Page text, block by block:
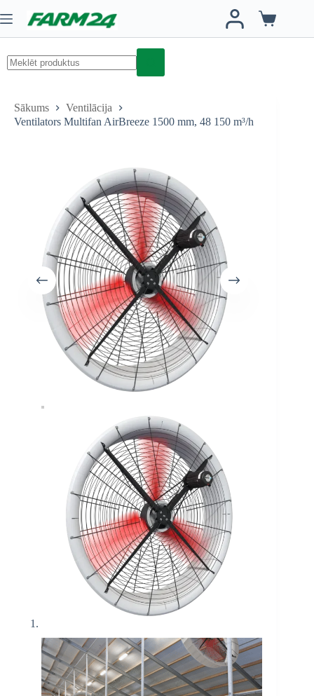
to
content
Iepirkumu
grozs
Sākums
Ventilācija
Ventilators Multifan AirBreeze 1500 mm, 48 150 m³/h